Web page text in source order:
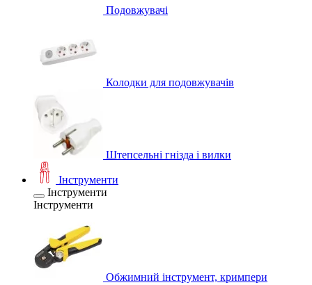
Подовжувачі
Колодки для подовжувачів
Штепсельні гнізда і вилки
Інструменти
Інструменти
Інструменти
Обжимний інструмент, кримпери